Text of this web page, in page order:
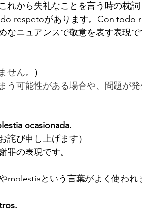
れから失礼なことを言う時の枕
respetoがあります。Con todo
なニュアンスで敬意を表す表現で
せん。
）
う可能性がある場合や、問題が
ocasionada.
詫び申し上げます）
罪の表現です。
という言葉がよく使われ